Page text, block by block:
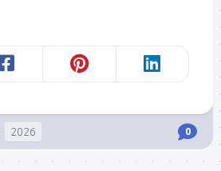
2026 0